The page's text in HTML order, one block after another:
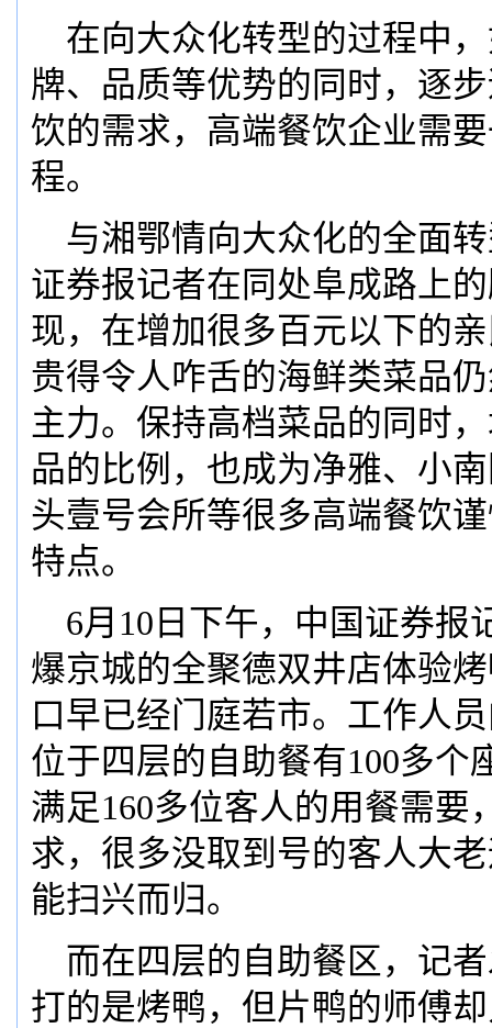
在向大众化转型的过程中
牌、品质等优势的同时，逐
饮的需求，高端餐饮企业需
程。
与湘鄂情向大众化的全面
证券报记者在同处阜成路上
现，在增加很多百元以下的
贵得令人咋舌的海鲜类菜品
主力。保持高档菜品的同时
品的比例，也成为净雅、小
头壹号会所等很多高端餐饮
特点。
6月10日下午，中国证券报
爆京城的全聚德双井店体验
口早已经门庭若市。工作人
位于四层的自助餐有100多个
满足160多位客人的用餐需要
求，很多没取到号的客人大
能扫兴而归。
而在四层的自助餐区，记
打的是烤鸭，但片鸭的师傅